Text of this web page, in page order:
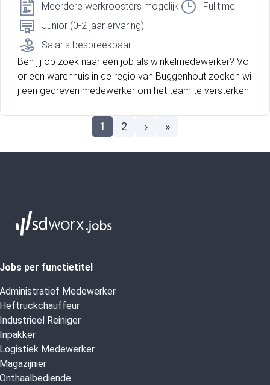
Meerdere werkroosters mogelijk
Fulltime
Junior (0-2 jaar ervaring)
Salaris bespreekbaar
Ben jij op zoek naar een job als winkelmedewerker? Vo
or een warenhuis in de regio van Buggenhout zoeken wi
j een gedreven medewerker om het team te versterken!
1 2 › »
Jobs per functietitel
Administratief Medewerker
Heftruckchauffeur
Industrieel Reiniger
Inpakker
Logistiek Medewerker
Magazijnier
Onthaalbediende